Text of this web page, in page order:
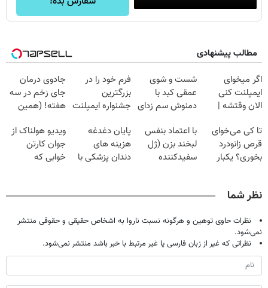
مطالب پیشنهادی
اگر میخوای
ایمپلنت کنی
الان وقتشه |
میلیون تومان!!!
شست و شوی
عمقی کبد با
دمنوش سم زدای
فرم خود را در
بزرگترین
جشنواره ایمپلنت
فقط ۲۵ میلیون
جادوی درمان
جای زخم در سه
هفته! (همین
صحبت کنید)
تا کی می‌خوای
قرص زانودرد
بخوری؟ یکبار
با اعتماد بنفس
لبخند بزن (ژل
سفیدکننده
پایان دغدغه
هزینه های
دندان پزشکی با
ویدیو هولناک از
جوان کارتن
خوابی که
نظر شما
نظرات حاوی توهین و هرگونه نسبت ناروا به اشخاص حقیقی و حقوقی منتشر
نمی‌شود.
نظراتی که غیر از زبان فارسی یا غیر مرتبط با خبر باشد منتشر نمی‌شود.